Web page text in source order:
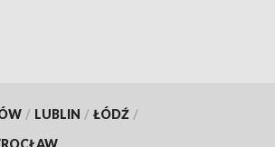
/ LUBLIN / ŁÓDŹ /